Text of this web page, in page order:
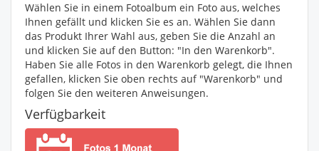
Wählen Sie in einem Fotoalbum ein Foto aus, welches
Ihnen gefällt und klicken Sie es an. Wählen Sie dann
das Produkt Ihrer Wahl aus, geben Sie die Anzahl an
und klicken Sie auf den Button: "In den Warenkorb".
Haben Sie alle Fotos in den Warenkorb gelegt, die Ihnen
gefallen, klicken Sie oben rechts auf "Warenkorb" und
folgen Sie den weiteren Anweisungen.
Verfügbarkeit